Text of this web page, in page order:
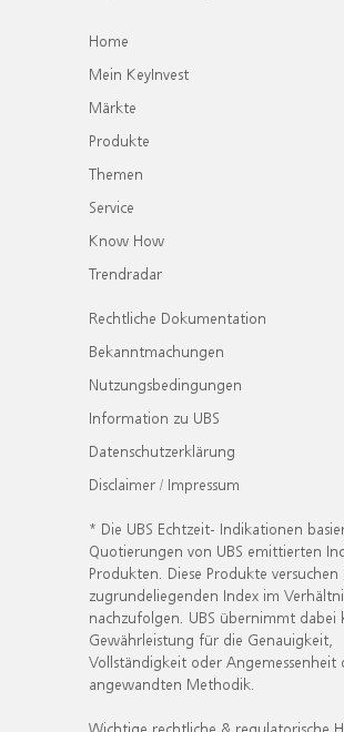
Home
Mein KeyInvest
Märkte
Produkte
Themen
Service
Know How
Trendradar
Rechtliche Dokumentation
Bekanntmachungen
Nutzungsbedingungen
Information zu UBS
Datenschutzerklärung
Disclaimer / Impressum
* Die UBS Echtzeit- Indikationen
Quotierungen von UBS emittierten
Produkten. Diese Produkte versuchen
zugrundeliegenden Index im
nachzufolgen. UBS übernimmt dabei
Gewährleistung für die Genauigkeit,
Vollständigkeit oder Angemessenheit
angewandten Methodik.